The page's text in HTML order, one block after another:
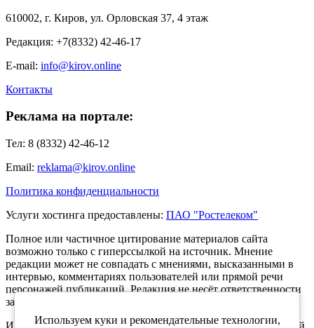
610002, г. Киров, ул. Орловская 37, 4 этаж
Редакция: +7(8332) 42-46-17
E-mail: info@kirov.online
Контакты
Реклама на портале:
Тел: 8 (8332) 42-46-12
Email: reklama@kirov.online
Политика конфиденциальности
Услуги хостинга предоставлены: ПАО "Ростелеком"
Полное или частичное цитирование материалов сайта
возможно только с гиперссылкой на источник. Мнение
редакции может не совпадать с мнениями, высказанными в
интервью, комментариях пользователей или прямой речи
персонажей публикаций. Редакция не несёт ответственности
за текст комментариев читателей.
Интернет-портал Kirov.online зарегистрирован в Федеральной
Используем куки и рекомендательные технологии,